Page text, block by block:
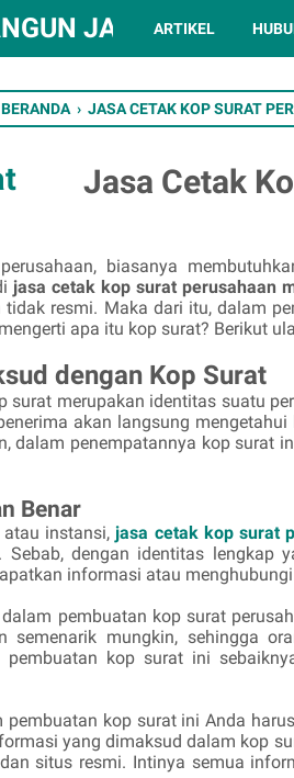
JAKARTA TIMUR
ARTIKEL
BERANDA › JASA CETAK KOP SURAT
Jasa Cetak
biasanya
jasa cetak kop surat perusahaan
resmi. Maka dari itu, dalam
apa itu kop surat? Berikut
dengan Kop Surat
surat merupakan identitas suatu
akan langsung
dalam penempatannya kop surat
Benar
atau instansi,jasa cetak kop surat
Sebab, dengan identitas
informasi atau
pembuatan kop surat
semenarik mungkin, sehingga
kop surat ini
kop surat ini Anda
yang dimaksud dalam kop
situs resmi. Intinya semua